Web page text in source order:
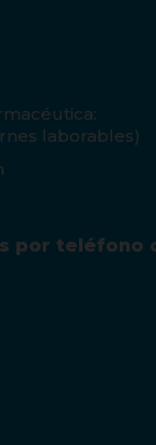
laborables)
por teléfono